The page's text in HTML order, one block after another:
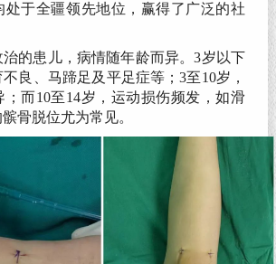
处于全疆领先地位，赢得了广泛的社
的患儿，病情随年龄而异。3岁以下
良、马蹄足及平足症等；3至10岁，
；而10至14岁，运动损伤频发，如滑
骨脱位尤为常见。